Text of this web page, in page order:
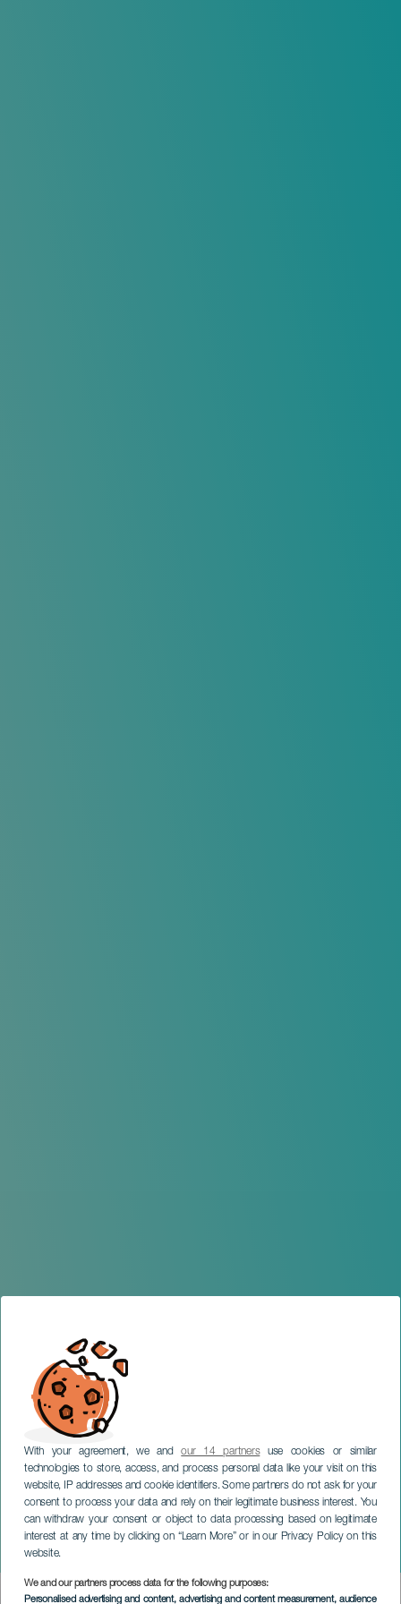
With your agreement, we andour 14 partnersuse cookies or similar
technologies to store, access, and process personal data like your visit on this
website, IP addresses and cookie identifiers. Some partners do not ask for your
consent to process your data and rely on their legitimate business interest. You
can withdraw your consent or object to data processing based on legitimate
interest at any time by clicking on “Learn More” or in our Privacy Policy on this
website.
We and our partners process data for the following purposes:
Personalised advertising and content, advertising and content measurement, audience
Exposición temporal: Más
Caras. El Testigo de los
espíritus
TENERIFE
Imagen